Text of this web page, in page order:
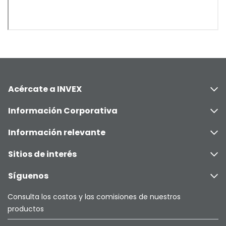
Acércate a INVEX
Información Corporativa
Información relevante
Sitios de interés
Síguenos
Consulta los costos y las comisiones de nuestros
productos